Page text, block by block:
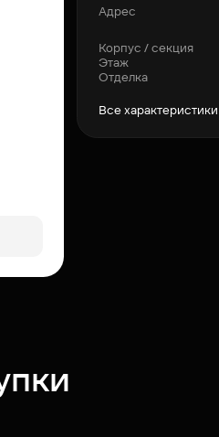
Адрес
Корпус / секция
Этаж
Отделка
Все характеристики